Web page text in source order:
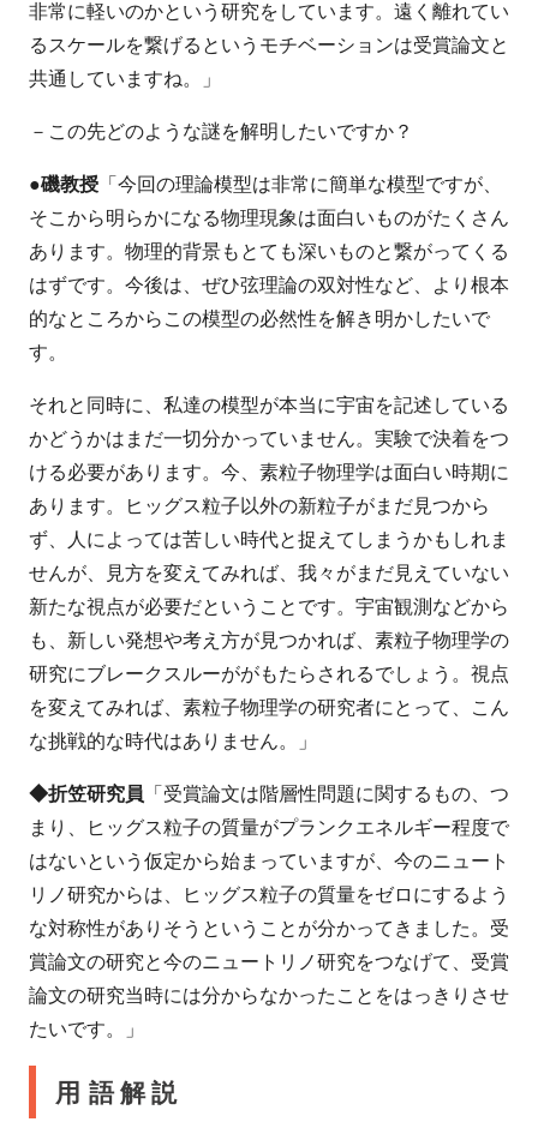
非常に軽いのかという研究をしています。遠く離れてい
るスケールを繋げるというモチベーションは受賞論文と
共通していますね。」
－この先どのような謎を解明したいですか？
●磯教授 「今回の理論模型は非常に簡単な模型ですが、
そこから明らかになる物理現象は面白いものがたくさん
あります。物理的背景もとても深いものと繋がってくる
はずです。今後は、ぜひ弦理論の双対性など、より根本
的なところからこの模型の必然性を解き明かしたいで
す。
それと同時に、私達の模型が本当に宇宙を記述している
かどうかはまだ一切分かっていません。実験で決着をつ
ける必要があります。今、素粒子物理学は面白い時期に
あります。ヒッグス粒子以外の新粒子がまだ見つから
ず、人によっては苦しい時代と捉えてしまうかもしれま
せんが、見方を変えてみれば、我々がまだ見えていない
新たな視点が必要だということです。宇宙観測などから
も、新しい発想や考え方が見つかれば、素粒子物理学の
研究にブレークスルーががもたらされるでしょう。視点
を変えてみれば、素粒子物理学の研究者にとって、こん
な挑戦的な時代はありません。」
◆折笠研究員 「受賞論文は階層性問題に関するもの、つ
まり、ヒッグス粒子の質量がプランクエネルギー程度で
はないという仮定から始まっていますが、今のニュート
リノ研究からは、ヒッグス粒子の質量をゼロにするよう
な対称性がありそうということが分かってきました。受
賞論文の研究と今のニュートリノ研究をつなげて、受賞
論文の研究当時には分からなかったことをはっきりさせ
たいです。」
用語解説